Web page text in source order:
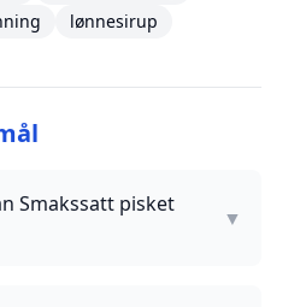
lønnesirup
Smakssatt pisket
▼